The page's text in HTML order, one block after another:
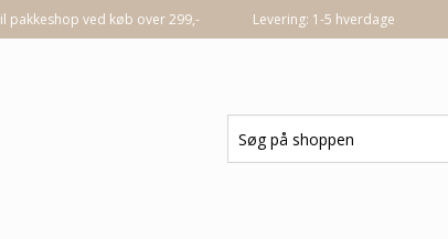
pakkeshop ved køb over 299,- Levering: 1-5 hverdage